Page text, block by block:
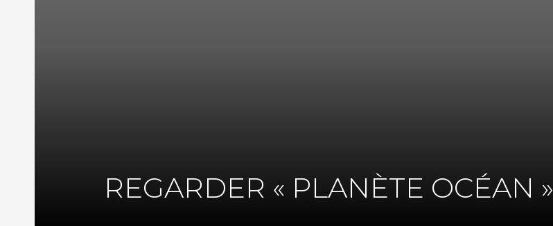
REGARDER « PLANÈTE OCÉAN »